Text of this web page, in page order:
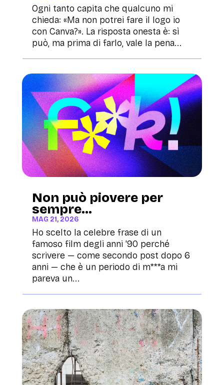
Ogni tanto capita che qualcuno mi
chieda: «Ma non potrei fare il logo io
con Canva?». La risposta onesta è: sì
può, ma prima di farlo, vale la pena...
Non può piovere per
sempre…
MAG 21, 2026
Ho scelto la celebre frase di un
famoso film degli anni '90 perché
scrivere — come secondo post dopo 6
anni — che è un periodo di m***a mi
pareva un...